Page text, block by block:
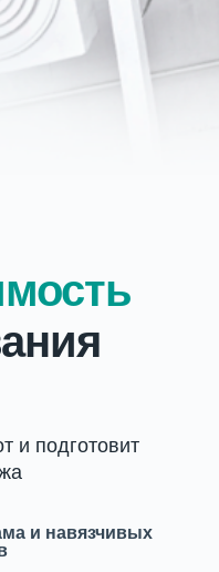
и подготовит
и навязчивых